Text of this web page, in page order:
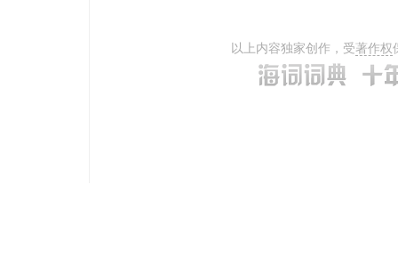
以上内容独家创作，受著作权